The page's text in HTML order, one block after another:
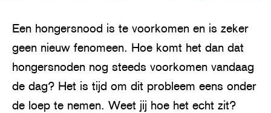
Een hongersnood is te voorkomen en is zeker
geen nieuw fenomeen. Hoe komt het dan dat
hongersnoden nog steeds voorkomen vandaag
de dag? Het is tijd om dit probleem eens onder
de loep te nemen. Weet jij hoe het echt zit?